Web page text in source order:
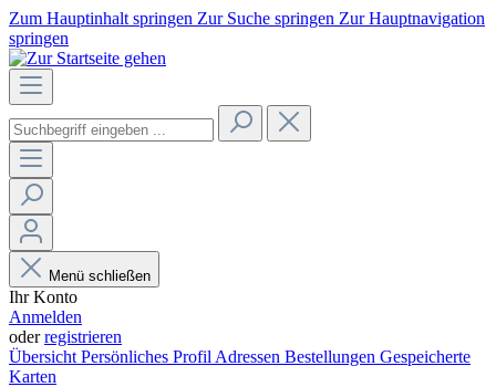
Zum Hauptinhalt springen Zur Suche springen Zur Hauptnavigation
springen
Menü schließen
Ihr Konto
Anmelden
oderregistrieren
Übersicht Persönliches Profil Adressen Bestellungen Gespeicherte
Karten